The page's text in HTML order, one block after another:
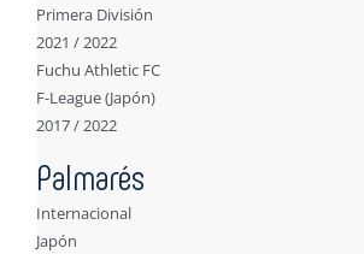
Primera División
2021 / 2022
Fuchu Athletic FC
F-League (Japón)
2017 / 2022
Palmarés
Internacional
Japón